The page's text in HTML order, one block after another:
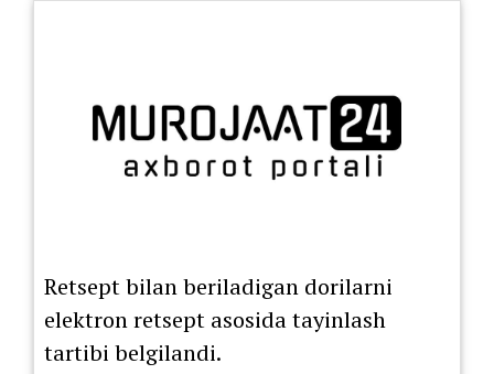
Retsept bilan beriladigan dorilarni
elektron retsept asosida tayinlash
tartibi belgilandi.